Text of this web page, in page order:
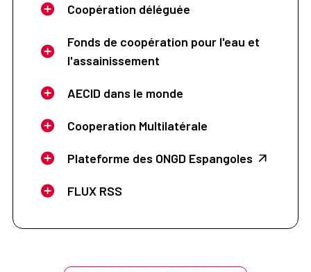
Coopération déléguée
Fonds de coopération pour l'eau et
l'assainissement
AECID dans le monde
Cooperation Multilatérale
Plateforme des ONGD Espangoles
FLUX RSS